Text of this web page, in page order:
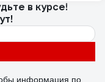
в курсе!
информация по